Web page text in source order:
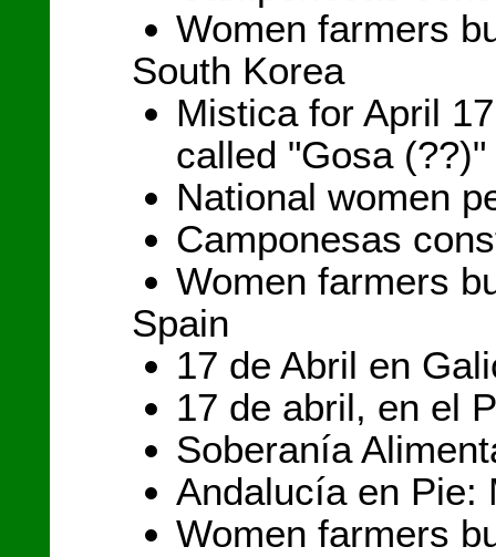
Women farmers
South Korea
Mistica for April
called "Gosa (??)"
National women
Camponesas
Women farmers
Spain
17 de Abril en
17 de abril, en el
Soberanía
Andalucía en Pie:
Women farmers